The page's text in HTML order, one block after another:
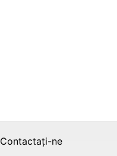
Contactați-ne